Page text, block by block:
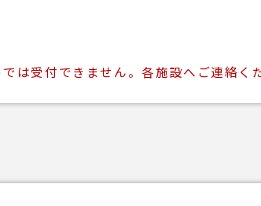
は受付できません。各施設へご連絡く